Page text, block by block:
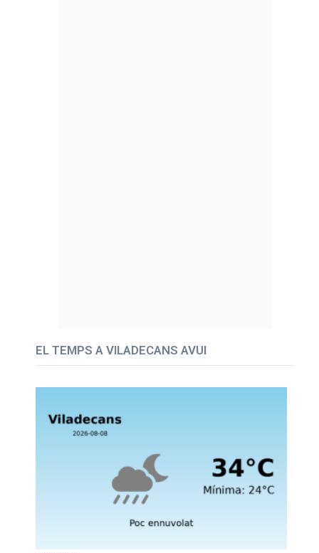
EL TEMPS A VILADECANS AVUI